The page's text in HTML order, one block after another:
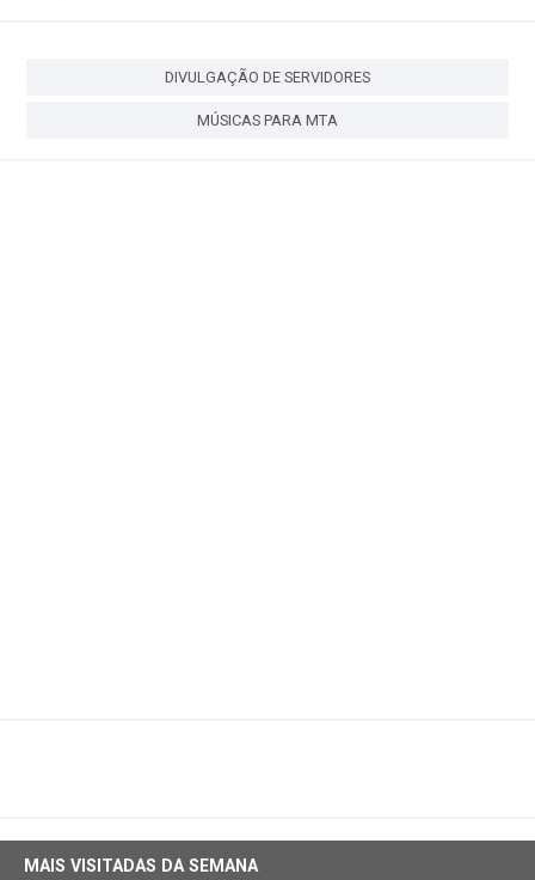
DIVULGAÇÃO DE SERVIDORES
MÚSICAS PARA MTA
MAIS VISITADAS DA SEMANA